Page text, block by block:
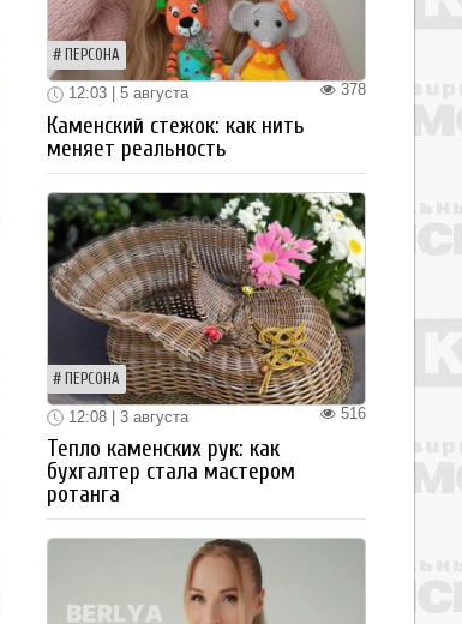
ПЕРСОНА
378
12:03 | 5 августа
Каменский стежок: как нить
меняет реальность
ПЕРСОНА
516
12:08 | 3 августа
Тепло каменских рук: как
бухгалтер стала мастером
ротанга